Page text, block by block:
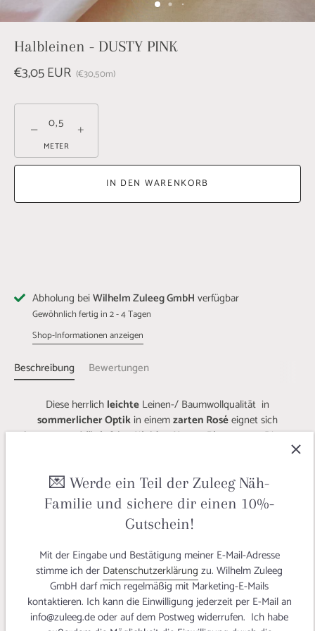
Halbleinen - DUSTY PINK
€3,05 EUR €30,50m
−
METER
+
IN DEN WARENKORB
Abholung beiWilhelm Zuleeg GmbH verfügbar
Gewöhnlich fertig in 2 - 4 Tagen
Shop-Informationen anzeigen
Beschreibung Bewertungen
Diese herrlich leichte Leinen-/ Baumwollqualität in
sommerlicher Optikin einemzarten Roséeignet sich
hervorragend fürluftige Kleider, Hosen, Blusenuvm. Dieser
kühlendes Tragegefühl
van GoldundStyled by GloriasowieBebususaund
Mo.s.fabkönnt ihr tolle Designbeispiele bewundern.
Kopfbedeckungsowie alstrendiges Schaltuch mit farblich
abgesetzten Ziernähten- dieser Stoff kann auf all die Facetten
der Frau sehr gut eingehen. Und der angesagteEdelknitter
macht im Sommer denSmart Casual Look perfekt!
Auf demSchneiderherz-Blogkönnt ihr mehr über diesen tollen
💌 Werde ein Teil der Zuleeg Näh-
Familie und sichere dir einen 10%-
Gutschein!
Mit der Eingabe und Bestätigung meiner E-Mail-Adresse
stimme ich der Datenschutzerklärung zu. Wilhelm Zuleeg
GmbH darf mich regelmäßig mit Marketing-E-Mails
kontaktieren. Ich kann die Einwilligung jederzeit per E-Mail an
info@zuleeg.de oder auf dem Postweg widerrufen. Ich habe